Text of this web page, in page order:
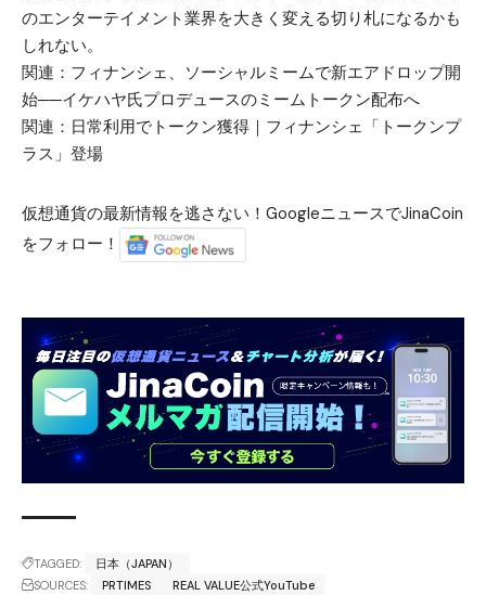
のエンターテイメント業界を大きく変える切り札になるかも
しれない。
関連： フィナンシェ、ソーシャルミームで新エアドロップ開
始──イケハヤ氏プロデュースのミームトークン配布へ
関連： 日常利用でトークン獲得｜フィナンシェ「トークンプ
ラス」登場
仮想通貨の最新情報を逃さない！GoogleニュースでJinaCoin
をフォロー！
TAGGED:
日本（JAPAN）
SOURCES:
PRTIMES REAL VALUE公式YouTube